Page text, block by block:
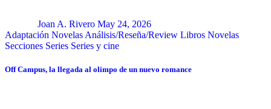
Joan A. Rivero May 24, 2026
Adaptación Novelas Análisis/Reseña/Review Libros Novelas
Secciones Series Series y cine
Off Campus, la llegada al olimpo de un nuevo romance